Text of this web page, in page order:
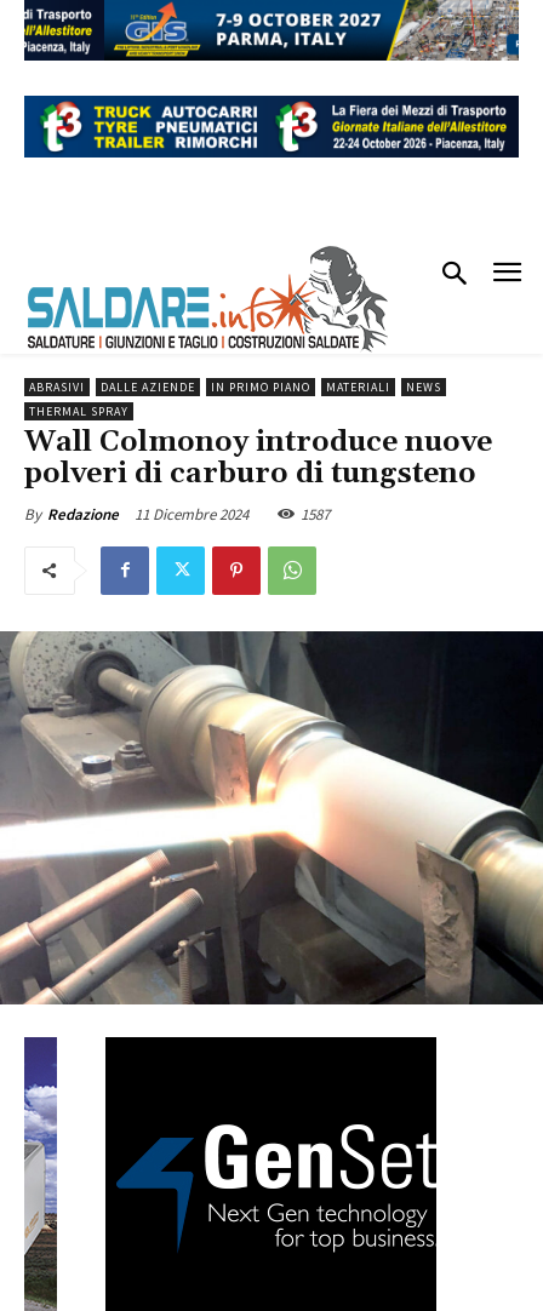
ABRASIVI DALLE AZIENDE IN PRIMO PIANO MATERIALI
NEWS
THERMAL SPRAY
Wall Colmonoy introduce nuove
polveri di carburo di tungsteno
By Redazione 11 Dicembre 2024 1587